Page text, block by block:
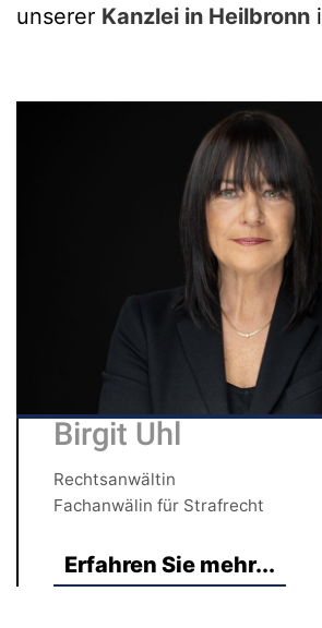
unserer Kanzlei in Heilbronn
Birgit Uhl
Rechtsanwältin
Fachanwälin für Strafrecht
Erfahren Sie mehr...